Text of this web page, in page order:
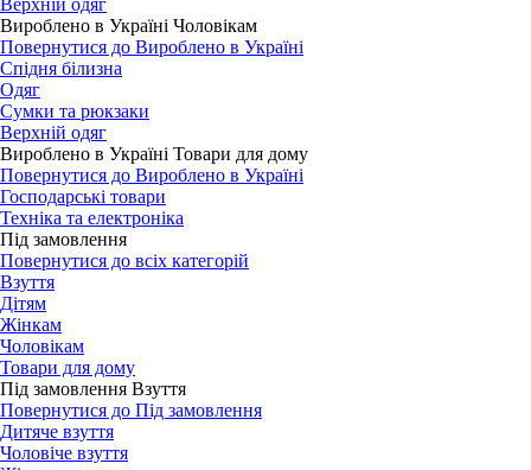
Верхній одяг
Вироблено в Україні Чоловікам
Повернутися до Вироблено в Україні
Спідня білизна
Одяг
Сумки та рюкзаки
Верхній одяг
Вироблено в Україні Товари для дому
Повернутися до Вироблено в Україні
Господарські товари
Техніка та електроніка
Під замовлення
Повернутися до всіх категорій
Взуття
Дітям
Жінкам
Чоловікам
Товари для дому
Під замовлення Взуття
Повернутися до Під замовлення
Дитяче взуття
Чоловіче взуття